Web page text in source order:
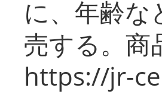
に、年齢な
売する。商
https://jr-